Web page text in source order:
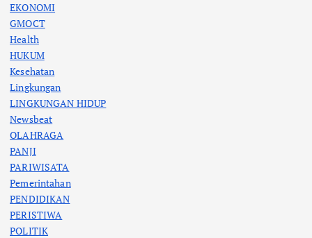
EKONOMI
GMOCT
Health
HUKUM
Kesehatan
Lingkungan
LINGKUNGAN HIDUP
Newsbeat
OLAHRAGA
PANJI
PARIWISATA
Pemerintahan
PENDIDIKAN
PERISTIWA
POLITIK